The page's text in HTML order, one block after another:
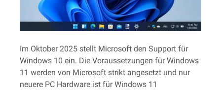
Im Oktober 2025 stellt Microsoft den Support für
Windows 10 ein. Die Voraussetzungen für Windows
11 werden von Microsoft strikt angesetzt und nur
neuere PC Hardware ist für Windows 11